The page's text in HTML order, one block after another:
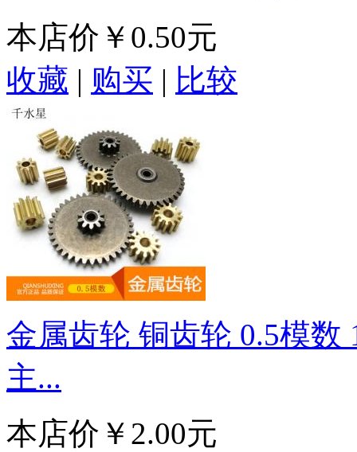
本店价 ￥0.50元
收藏 | 购买 | 比较
金属齿轮 铜齿轮 0.5模数
主...
本店价 ￥2.00元